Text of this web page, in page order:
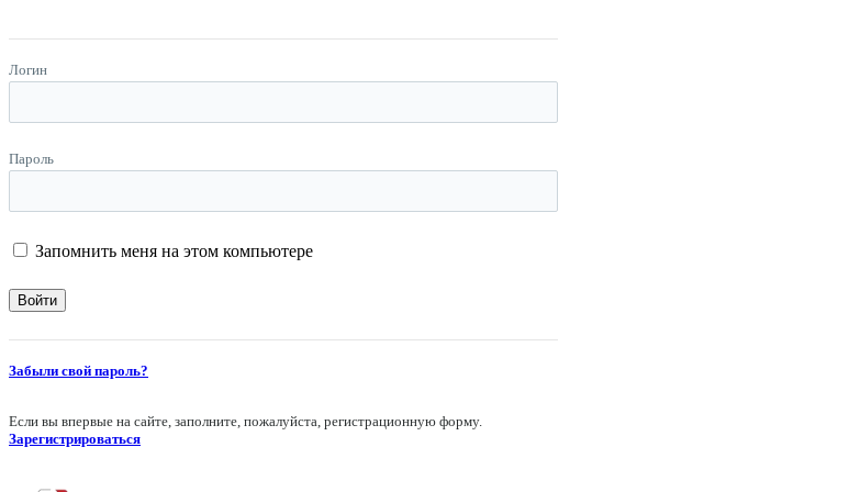
Логин
Пароль
Запомнить меня на этом компьютере
Забыли свой пароль?
Если вы впервые на сайте, заполните, пожалуйста, регистрационную форму.
Зарегистрироваться